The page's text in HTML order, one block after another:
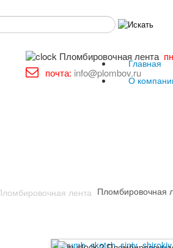
почта: info@plombov.ru
Главная
О
Пломбировочная